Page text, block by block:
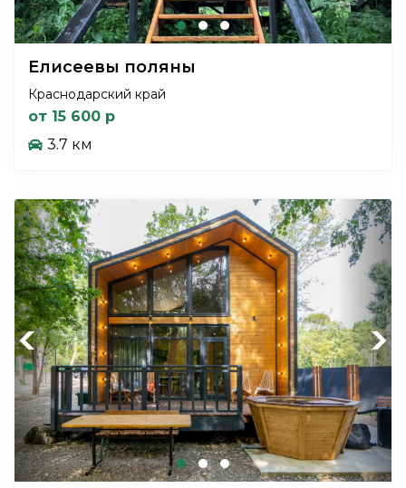
Елисеевы поляны
Краснодарский край
от 15 600 р
3.7 км
Previous Next